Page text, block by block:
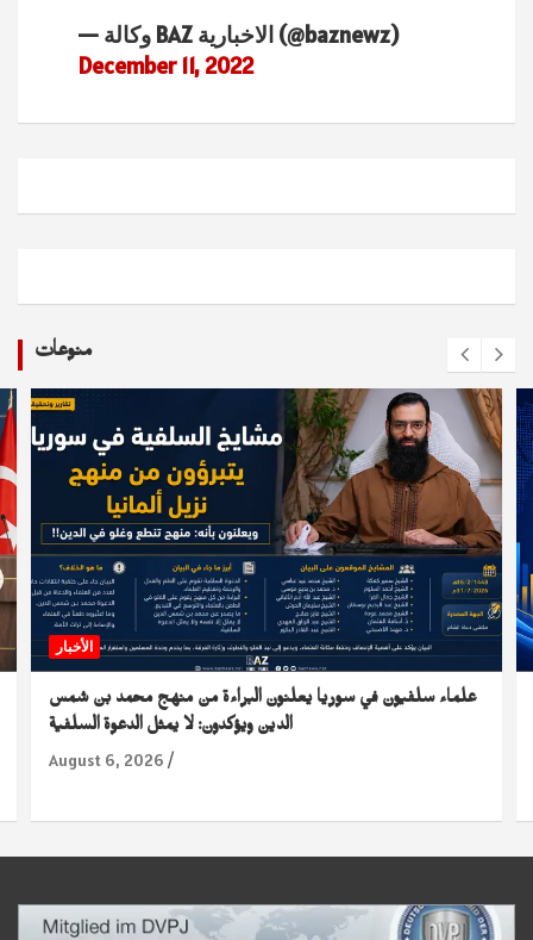
— وكالة BAZ الاخبارية (@baznewz)
December 11, 2022
منوعات
الأخبار
علماء سلفيون في سوريا يعلنون البراءة من منهج محمد بن شمس
الدين ويؤكدون: لا يمثل الدعوة السلفية
August 6, 2026